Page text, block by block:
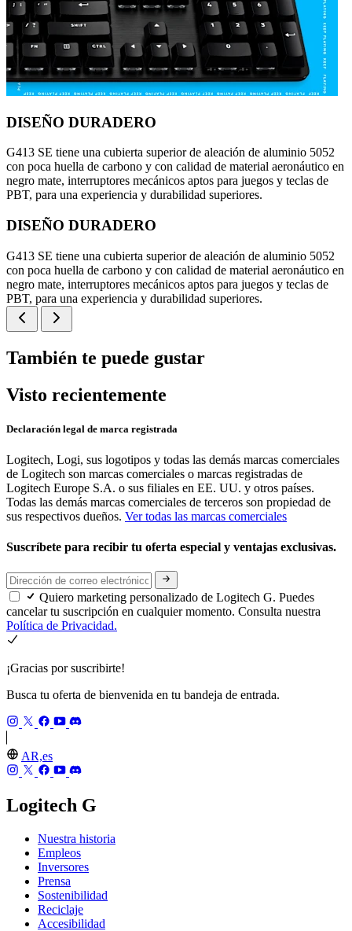
DISEÑO DURADERO
G413 SE tiene una cubierta superior de aleación de aluminio 5052
con poca huella de carbono y con calidad de material aeronáutico en
negro mate, interruptores mecánicos aptos para juegos y teclas de
PBT, para una experiencia y durabilidad superiores.
DISEÑO DURADERO
G413 SE tiene una cubierta superior de aleación de aluminio 5052
con poca huella de carbono y con calidad de material aeronáutico en
negro mate, interruptores mecánicos aptos para juegos y teclas de
PBT, para una experiencia y durabilidad superiores.
También te puede gustar
Visto recientemente
Declaración legal de marca registrada
Logitech, Logi, sus logotipos y todas las demás marcas comerciales
de Logitech son marcas comerciales o marcas registradas de
Logitech Europe S.A. o sus filiales en EE. UU. y otros países.
Todas las demás marcas comerciales de terceros son propiedad de
sus respectivos dueños. Ver todas las marcas comerciales
Suscríbete para recibir tu oferta especial y ventajas exclusivas.
Quiero marketing personalizado de Logitech G. Puedes
cancelar tu suscripción en cualquier momento. Consulta nuestra
Política de Privacidad.
¡Gracias por suscribirte!
Busca tu oferta de bienvenida en tu bandeja de entrada.
AR,es
Logitech G
Nuestra historia
Empleos
Inversores
Prensa
Sostenibilidad
Reciclaje
Accesibilidad